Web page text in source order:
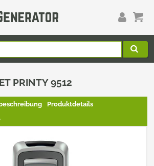
PRINTY 9512
Produktdetails